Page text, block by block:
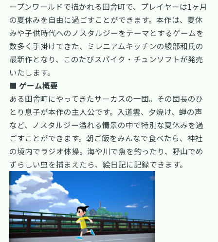
ープンワールドで描かれる田舎町で、プレイヤーは1ヶ月
の夏休みを自由に過ごすことができます。本作は、夏休
みや子供時代へのノスタルジーをテーマとするゲームを
数多く手掛けてきた、ミレニアムキッチンの綾部和氏の
最新作となり、このたびスパイク・チュンソフトが発売
いたします。
■ ゲーム概要
ある田舎町にやってきたサーカスの一団。その団長のひ
とり息子が本作の主人公です。入道雲、夕焼け、蝉の声
など、ノスタルジー溢れる情景の中で特別な夏休みを過
ごすことができます。朝ご飯をみんなで食べたら、神社
の境内でラジオ体操。海や川で魚を釣ったり、野山でめ
ずらしい虫を捕まえたら、絵日記に記録できます。